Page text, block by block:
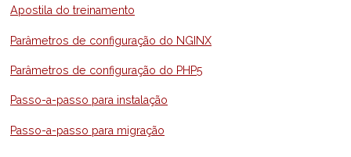
Apostila do treinamento
Parâmetros de configuração do NGINX
Parâmetros de configuração do PHP5
Passo-a-passo para instalação
Passo-a-passo para migração